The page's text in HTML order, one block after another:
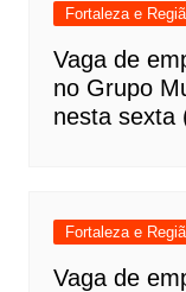
Fortaleza e
Vaga de
no Grupo
nesta sexta
Fortaleza e
Vaga de